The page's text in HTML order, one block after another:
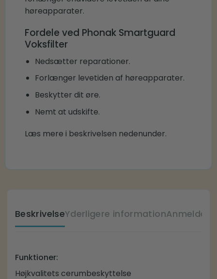
høreapparater.
Fordele ved Phonak Smartguard
Voksfilter
Nedsætter reparationer.
Forlænger levetiden af høreapparater.
Beskytter dit øre.
Nemt at udskifte.
Læs mere i beskrivelsen nedenunder.
BeskrivelseYderligere information
Funktioner:
Højkvalitets cerumbeskyttelse